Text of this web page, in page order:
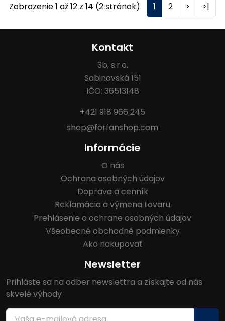
Zobrazenie 1 až 12 z 14 (2 stránok) 1 2 > >|
Kontakt
3b, s.r.o.
Sabinovská 151
IČO: 36513148
+421 918 966 245
shop@forfanshop.com
Informácie
O nás
Ochrana osobných údajov
Doprava a cenník
Reklamácia a výmena tovaru
Prehlásenie o ochrane osobných údajov
Všeobecné obchodné podmienky
Ako nakupovať
Newsletter
Prihláste sa na odber newslettra a získajte od nás
skvelé výhody